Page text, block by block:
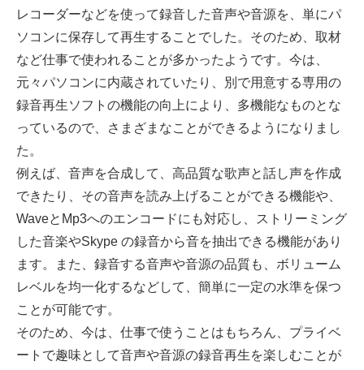
レコーダーなどを使って録音した音声や音源を、単にパ
ソコンに保存して再生することでした。そのため、取材
など仕事で使われることが多かったようです。今は、
元々パソコンに内蔵されていたり、別で用意する専用の
録音再生ソフトの機能の向上により、多機能なものとな
っているので、さまざまなことができるようになりまし
た。
例えば、音声を合成して、高品質な歌声と話し声を作成
できたり、その音声を読み上げることができる機能や、
WaveとMp3へのエンコードにも対応し、ストリーミング
した音楽やSkype の録音から音を抽出できる機能があり
ます。また、録音する音声や音源の品質も、ボリューム
レベルを均一化するなどして、簡単に一定の水準を保つ
ことが可能です。
そのため、今は、仕事で使うことはもちろん、プライベ
ートで趣味として音声や音源の録音再生を楽しむことが